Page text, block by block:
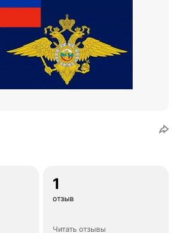
1
отзыв
Читать отзывы